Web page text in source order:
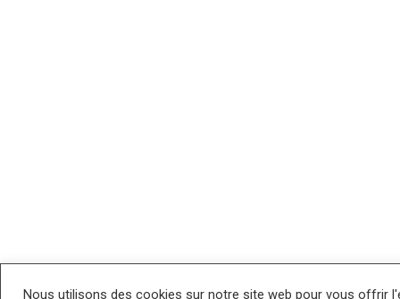
Nous utilisons des cookies sur notre site web pour vous offrir